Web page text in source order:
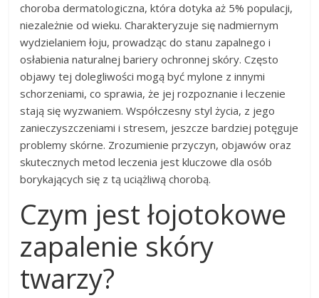
choroba dermatologiczna, która dotyka aż 5% populacji,
niezależnie od wieku. Charakteryzuje się nadmiernym
wydzielaniem łoju, prowadząc do stanu zapalnego i
osłabienia naturalnej bariery ochronnej skóry. Często
objawy tej dolegliwości mogą być mylone z innymi
schorzeniami, co sprawia, że jej rozpoznanie i leczenie
stają się wyzwaniem. Współczesny styl życia, z jego
zanieczyszczeniami i stresem, jeszcze bardziej potęguje
problemy skórne. Zrozumienie przyczyn, objawów oraz
skutecznych metod leczenia jest kluczowe dla osób
borykających się z tą uciążliwą chorobą.
Czym jest łojotokowe
zapalenie skóry
twarzy?